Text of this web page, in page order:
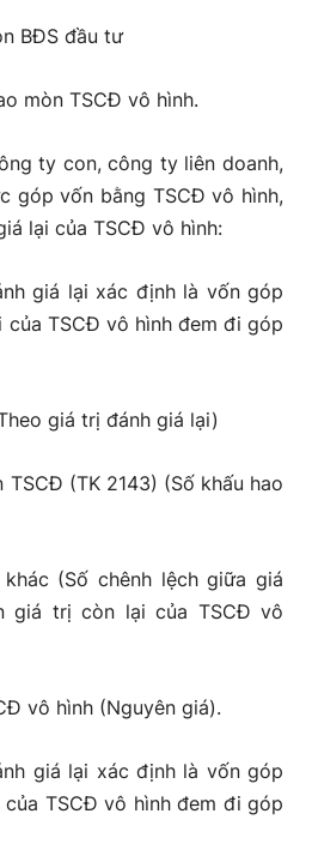
BĐS đầu tư
mòn TSCĐ vô hình.
ty con, công ty liên doanh,
góp vốn bằng TSCĐ vô hình,
lại của TSCĐ vô hình:
giá lại xác định là vốn góp
của TSCĐ vô hình đem đi góp
giá trị đánh giá lại)
TSCĐ (TK 2143) (Số khấu hao
(Số chênh lệch giữa giá
giá trị còn lại của TSCĐ vô
vô hình (Nguyên giá).
giá lại xác định là vốn góp
TSCĐ vô hình đem đi góp